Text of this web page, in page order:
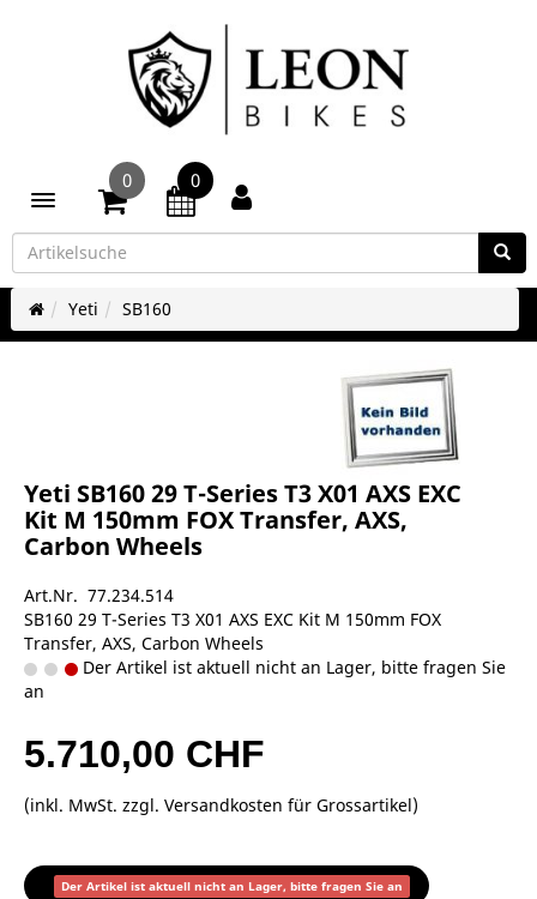
Toggle navigation
0 0
Yeti SB160
Yeti SB160 29 T-Series T3 X01 AXS EXC
Kit M 150mm FOX Transfer, AXS,
Carbon Wheels
Art.Nr. 77.234.514
SB160 29 T-Series T3 X01 AXS EXC Kit M 150mm FOX
Transfer, AXS, Carbon Wheels
Der Artikel ist aktuell nicht an Lager, bitte fragen Sie
an
5.710,00 CHF
(inkl. MwSt. zzgl. Versandkosten für Grossartikel)
Der Artikel ist aktuell nicht an Lager, bitte fragen Sie an